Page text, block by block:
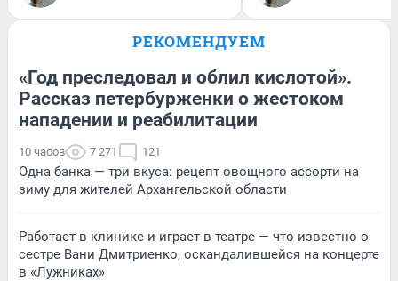
РЕКОМЕНДУЕМ
«Год преследовал и облил кислотой».
Рассказ петербурженки о жестоком
нападении и реабилитации
10 часов 7 271 121
Одна банка — три вкуса: рецепт овощного ассорти на
зиму для жителей Архангельской области
Работает в клинике и играет в театре — что известно о
сестре Вани Дмитриенко, оскандалившейся на концерте
в «Лужниках»